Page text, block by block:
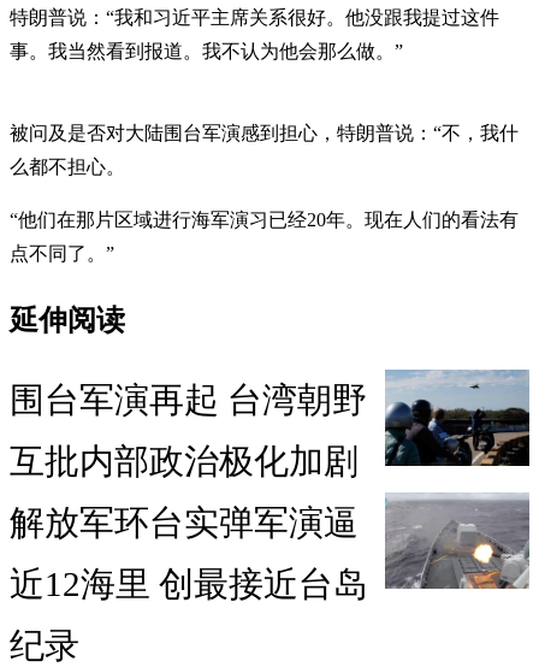
特朗普说：“我和习近平主席关系很好。他没跟我提过这件
事。我当然看到报道。我不认为他会那么做。”
被问及是否对大陆围台军演感到担心，特朗普说：“不，我什
么都不担心。
“他们在那片区域进行海军演习已经20年。现在人们的看法有
点不同了。”
延伸阅读
围台军演再起 台湾朝野
互批内部政治极化加剧
解放军环台实弹军演逼
近12海里 创最接近台岛
纪录